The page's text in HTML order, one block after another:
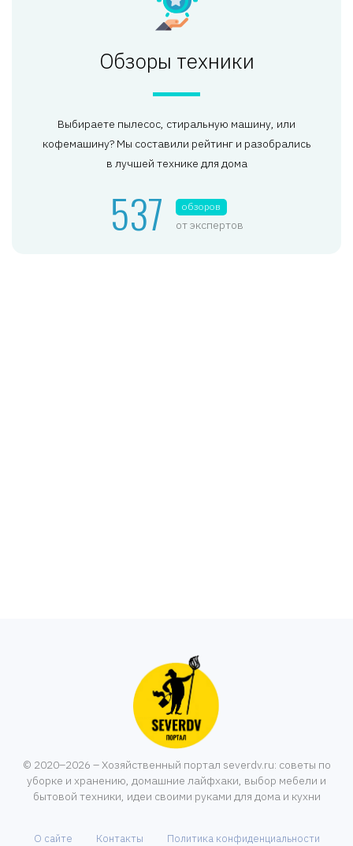
Обзоры техники
Выбираете пылесос, стиральную машину, или
кофемашину? Мы составили рейтинг и разобрались
в лучшей технике для дома
537 обзоров
от экспертов
© 2020–2026 – Хозяйственный портал severdv.ru: советы по
уборке и хранению, домашние лайфхаки, выбор мебели и
бытовой техники, идеи своими руками для дома и кухни
О сайте Контакты Политика конфиденциальности